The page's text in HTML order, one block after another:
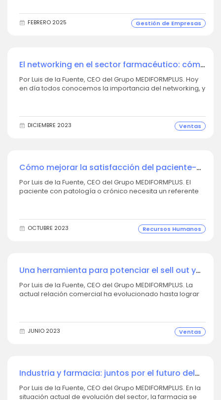
Con Germán Pujol, Country Manager Pranarôm, haremos
un pequeño recorrido por las últimas...
FEBRERO 2025 Gestión de Empresas
El networking en el sector farmacéutico: cómo
abordarlo para obtener los mejores
resultados
Por Luis de la Fuente, CEO del Grupo MEDIFORMPLUS. Hoy
en día todos conocemos la importancia del networking, y
veces imprescindible) para la puesta en marcha y
crecimiento de proyectos, ya sea nuestro...
DICIEMBRE 2023 Ventas
Cómo mejorar la satisfacción del paciente-
cliente gracias a la especialización de tu
equipo
Por Luis de la Fuente, CEO del Grupo MEDIFORMPLUS. El
paciente con patología o crónico necesita un referente
mayoría, les asaltan. La farmacia es el centro sanitario
más accesible para los pacientes, y...
OCTUBRE 2023 Recursos Humanos
Una herramienta para potenciar el sell out y
mejorar la relación entre farmacia e industria
Por Luis de la Fuente, CEO del Grupo MEDIFORMPLUS. La
actual relación comercial ha evolucionado hasta lograr
que proponer acuerdos que generen compromisos win
to win en los que todos ganen, aportando...
JUNIO 2023 Ventas
Industria y farmacia: juntos por el futuro del
sector
Por Luis de la Fuente, CEO del Grupo MEDIFORMPLUS. En la
situación actual de evolución del sector, la farmacia se